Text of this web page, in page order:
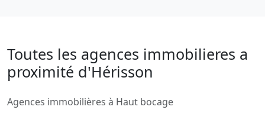
Toutes les agences immobilieres a
proximité d'Hérisson
Agences immobilières à Haut bocage